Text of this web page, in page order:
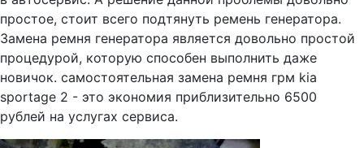
простое, стоит всего подтянуть ремень генератора.
Замена ремня генератора является довольно простой
процедурой, которую способен выполнить даже
новичок. самостоятельная замена ремня грм kia
sportage 2 - это экономия приблизительно 6500
рублей на услугах сервиса.